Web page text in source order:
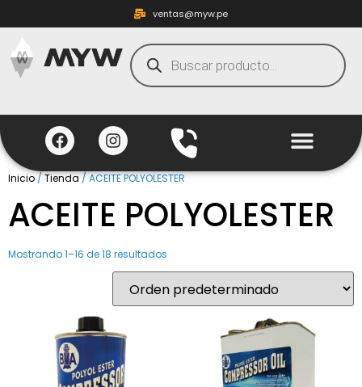
ventas@myw.pe
Inicio/Tienda/ ACEITE POLYOLESTER
ACEITE POLYOLESTER
Mostrando 1–16 de 18 resultados